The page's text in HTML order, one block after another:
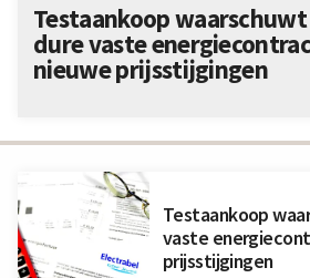
Testaankoop
vaste
prijsstijgingen
Testaankoop
dure vaste
nieuwe prijsstijgingen